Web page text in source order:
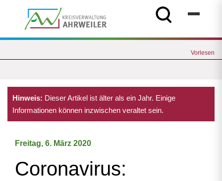
Vorlesen
Hinweis: Dieser Artikel ist älter als ein Jahr. Einige
Informationen können inzwischen veraltet sein.
Freitag, 6. März 2020
Coronavirus: